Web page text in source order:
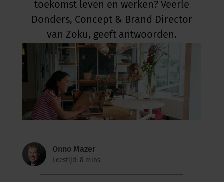
toekomst leven en werken? Veerle
Donders, Concept & Brand Director
van Zoku, geeft antwoorden.
Onno Mazer
Leestijd: 8 mins